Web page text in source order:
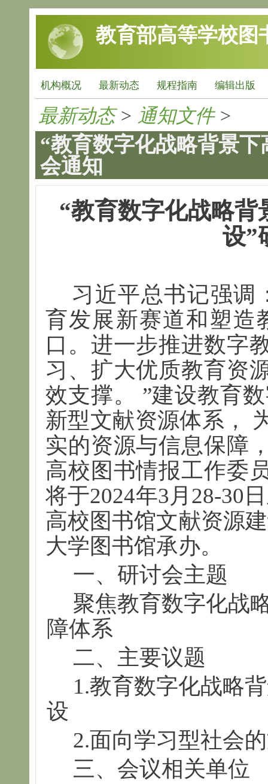
跳转到主要内容
教育部高等学校图
机构概况 最新动态 规程指南 编辑出版
最新动态> 通知文件>
“教育数字化战略背景
会通知
“教育数字化战略
设”
习近平总书记强调
育发展新赛道和塑造
口。进一步推进数字
习、扩大优质教育资
效支撑。 ”建设教育
新型文献资源体系，
实的资源与信息保障
高校图书情报工作委
将于2024年3月28-30
高校图书馆文献资源
大学图书馆承办。
一、研讨会主题
聚焦教育数字化战
障体系
二、主要议题
1.教育数字化战略
设
2.面向学习型社会
三、会议相关单位